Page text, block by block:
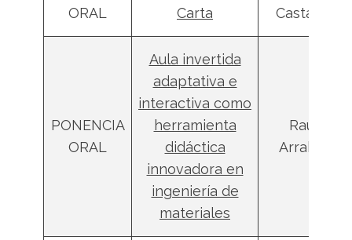
ORAL
Carta
Castaño
PONENCIA
ORAL
Aula invertida
adaptativa e
interactiva como
herramienta
didáctica
innovadora en
ingeniería de
materiales
Raúl
Arrabal